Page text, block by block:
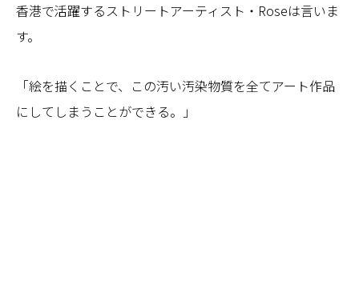
香港で活躍するストリートアーティスト・Roseは言いま
す。
「絵を描くことで、この汚い汚染物質を全てアート作品
にしてしまうことができる。」